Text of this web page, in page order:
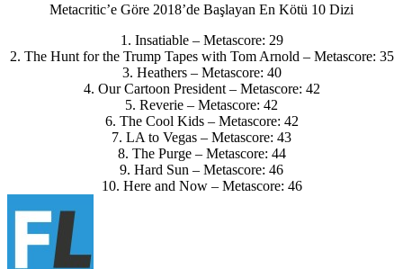
Metacritic’e Göre 2018’de Başlayan En Kötü 10 Dizi
1. Insatiable– Metascore: 29
2. The Hunt for the Trump Tapes with Tom Arnold – Metascore: 35
3. Heathers– Metascore: 40
4. Our Cartoon President– Metascore: 42
5. Reverie – Metascore: 42
6. The Cool Kids– Metascore: 42
7. LA to Vegas – Metascore: 43
8. The Purge– Metascore: 44
9. Hard Sun – Metascore: 46
10. Here and Now– Metascore: 46